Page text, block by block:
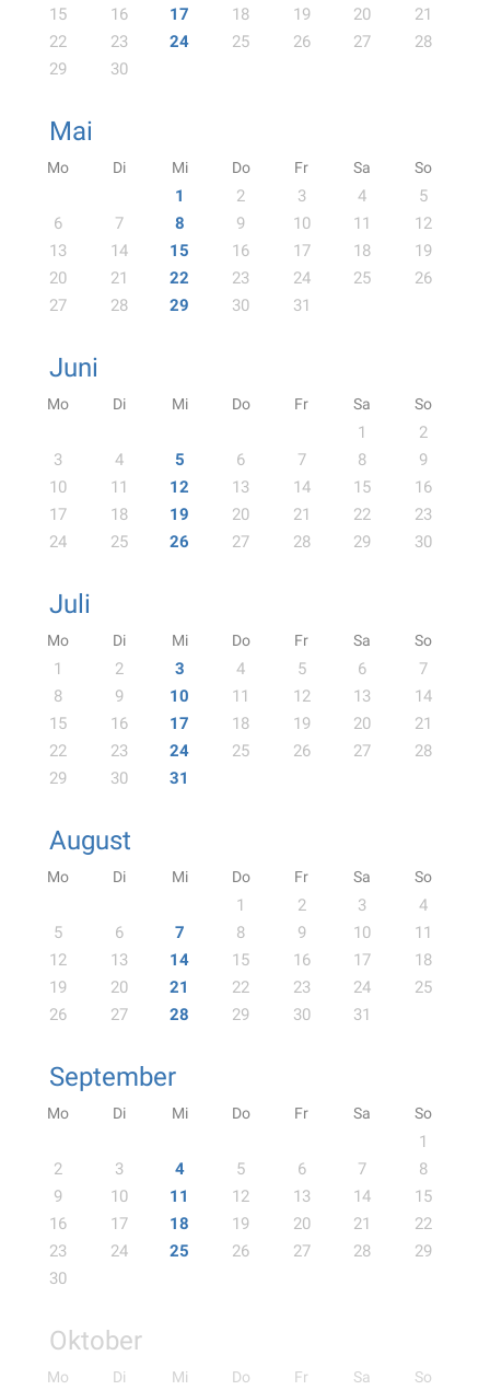
15
16 17 18 19 20
21
22
23 24 25 26 27
28
29
30
Mai
Mo Di Mi Do Fr Sa So
1 2 3 4
5
6
7 8 9 10 11
12
13
14 15 16 17 18
19
20
21 22 23 24 25
26
27
28 29 30 31
Juni
Mo Di Mi Do Fr Sa So
1
2
3
4 5 6 7 8
9
10
11 12 13 14 15
16
17
18 19 20 21 22
23
24
25 26 27 28 29 30
Juli
Mo Di Mi Do Fr Sa So
1 2 3 4 5 6
7
8
9 10 11 12 13
14
15
16 17 18 19 20
21
22
23 24 25 26 27
28
29
30 31
August
Mo Di Mi Do Fr Sa So
1 2 3
4
5
6 7 8 9 10
11
12
13 14 15 16 17
18
19
20 21 22 23 24
25
26
27 28 29 30 31
September
Mo Di Mi Do Fr Sa So
1
2
3 4 5 6 7
8
9
10 11 12 13 14
15
16
17 18 19 20 21
22
23
24 25 26 27 28
29
30
Oktober
Mo Di Mi Do Fr Sa So